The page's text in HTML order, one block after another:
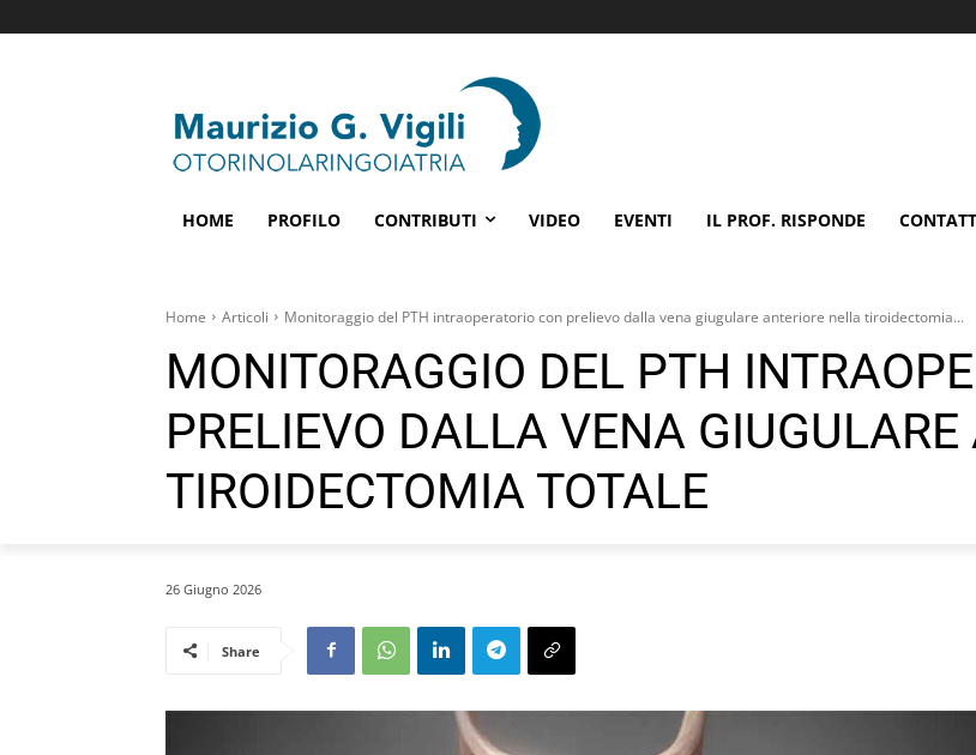
HOME PROFILO CONTRIBUTI VIDEO EVENTI IL PROF. RISPONDE
Home Articoli Monitoraggio del PTH intraoperatorio con prelievo dalla vena giugulare anteriore nella tiroidectomia...
MONITORAGGIO DEL PTH
PRELIEVO DALLA VENA
TIROIDECTOMIA TOTALE
26 Giugno 2026
Share